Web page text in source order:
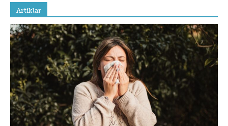
Artiklar